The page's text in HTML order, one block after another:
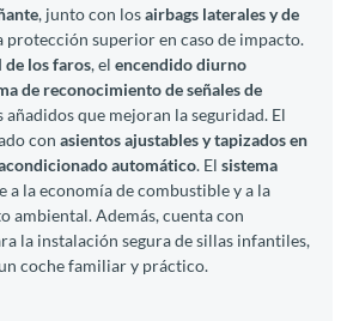
, junto con losairbags laterales y de
protección superior en caso de impacto.
de los faros, el encendido diurno
de reconocimiento de señales de
añadidos que mejoran la seguridad. El
con asientos ajustables y tapizados en
automático. El sistema
a la economía de combustible y a la
ambiental. Además, cuenta con
la instalación segura de sillas infantiles,
coche familiar y práctico.